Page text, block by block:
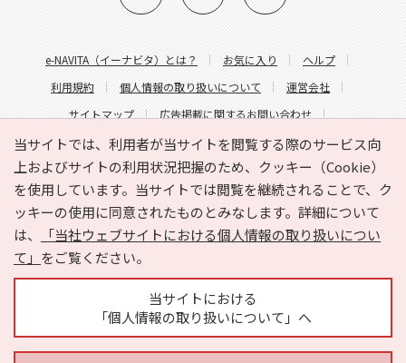
当サイトでは、利用者が当サイトを閲覧する際のサービス向
上およびサイトの利用状況把握のため、クッキー（Cookie）
を使用しています。当サイトでは閲覧を継続されることで、ク
ッキーの使用に同意されたものとみなします。詳細について
は、
「当社ウェブサイトにおける個人情報の取り扱いについ
て」 をご覧ください。
当サイトにおける
「個人情報の取り扱いについて」へ
e-NAVITA（イーナビタ）とは？ お気に入り
ヘルプ
利用規約
個人情報の取り扱いについて
運営会社
サイトマップ
広告掲載に関するお問い合わせ
サイトの内容に関するお問い合わせ
Copyright © HYOJITO.Co.,Ltd. All Rights Reserved.